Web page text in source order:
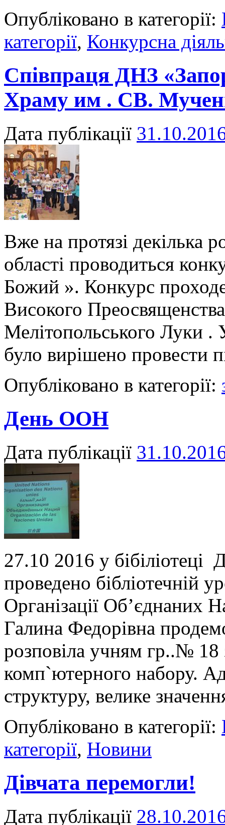
Опубліковано в категорії:
категорії, Конкурсна
Співпраця ДНЗ
Храму им . СВ.
Дата публікації
Вже на протязі декілька
області проводиться
Божий ». Конкурс
Високого
Мелітопольського Луки .
було вирішено провести
Опубліковано в категорії:
День ООН
Дата публікації
27.10 2016 у
проведено бібліотечній
Організації Об’єднаних
Галина Федорівна
розповіла учням гр..№
комп`ютерного набору.
структуру, велике
Опубліковано в категорії:
категорії, Новини
Дівчата перемогли!
Дата публікації